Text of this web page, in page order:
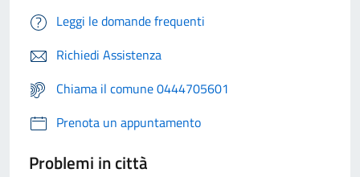
Leggi le domande frequenti
Richiedi Assistenza
Chiama il comune 0444705601
Prenota un appuntamento
Problemi in città